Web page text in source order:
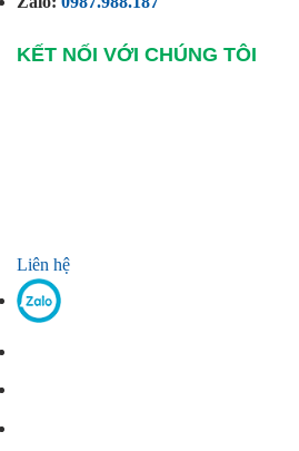
KẾT NỐI VỚI CHÚNG TÔI
Liên hệ